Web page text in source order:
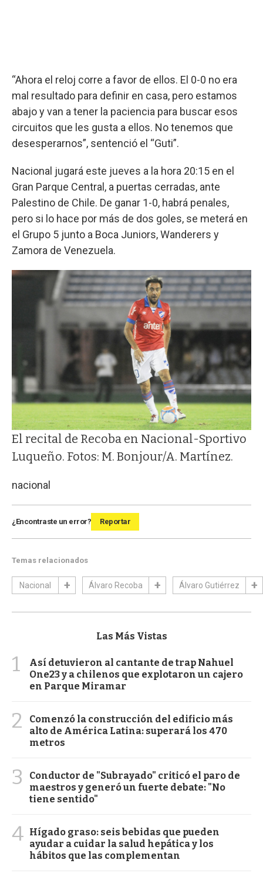
“Ahora el reloj corre a favor de ellos. El 0-0 no era
mal resultado para definir en casa, pero estamos
abajo y van a tener la paciencia para buscar esos
circuitos que les gusta a ellos. No tenemos que
desesperarnos”, sentenció el “Guti”.
Nacional jugará este jueves a la hora 20:15 en el
Gran Parque Central, a puertas cerradas, ante
Palestino de Chile. De ganar 1-0, habrá penales,
pero si lo hace por más de dos goles, se meterá en
el Grupo 5 junto a Boca Juniors, Wanderers y
Zamora de Venezuela.
El recital de Recoba en Nacional-Sportivo
Luqueño. Fotos: M. Bonjour/A. Martínez.
nacional
¿Encontraste un error? Reportar
Temas relacionados
Nacional Álvaro Recoba Álvaro Gutiérrez
Las Más Vistas
1
Así detuvieron al cantante de trap Nahuel
One23 y a chilenos que explotaron un cajero
en Parque Miramar
2
Comenzó la construcción del edificio más
alto de América Latina: superará los 470
metros
3
Conductor de "Subrayado" criticó el paro de
maestros y generó un fuerte debate: "No
tiene sentido"
4 Hígado graso: seis bebidas que pueden
ayudar a cuidar la salud hepática y los
hábitos que las complementan